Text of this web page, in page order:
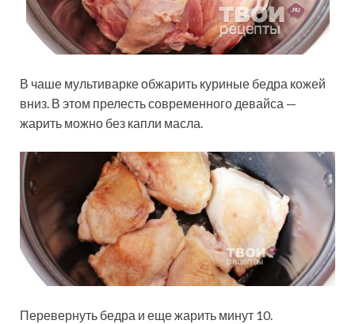
В чаше мультиварке обжарить куриные бедра кожей
вниз. В этом прелесть современного девайса —
жарить можно без капли масла.
Перевернуть бедра и еще жарить минут 10.